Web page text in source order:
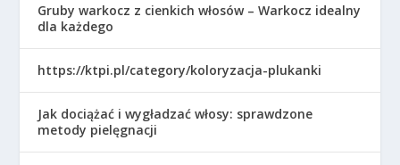
Gruby warkocz z cienkich włosów – Warkocz idealny
dla każdego
https://ktpi.pl/category/koloryzacja-plukanki
Jak dociążać i wygładzać włosy: sprawdzone
metody pielęgnacji